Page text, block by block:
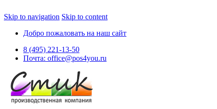
Skip to navigation Skip to content
Добро пожаловать на наш сайт
8 (495) 221-13-50
Почта: office@pos4you.ru